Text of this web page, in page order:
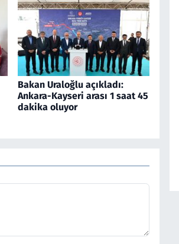
Bakan Uraloğlu açıkladı:
Ankara-Kayseri arası 1 saat 45
dakika oluyor